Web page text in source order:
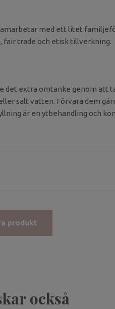
med ett litet
fair trade och etisk tillverkning.
det extra omtanke genom att
salt vatten. Förvara dem
är en ytbehandling och
produkt
också